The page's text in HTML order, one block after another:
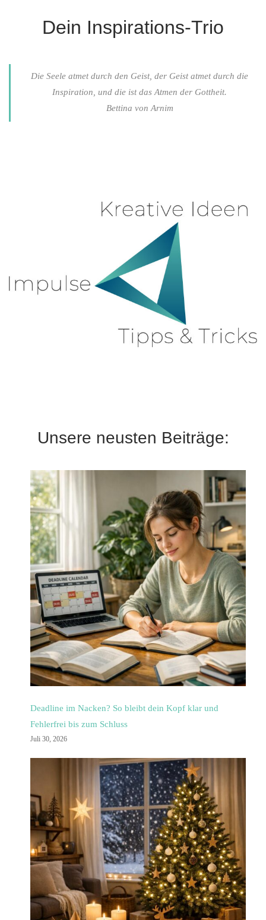
Dein Inspirations-Trio
Die Seele atmet durch den Geist, der Geist atmet durch die
Inspiration, und die ist das Atmen der Gottheit.
Bettina von Arnim
Unsere neusten Beiträge:
Deadline im Nacken? So bleibt dein Kopf klar und
Fehlerfrei bis zum Schluss
Juli 30, 2026